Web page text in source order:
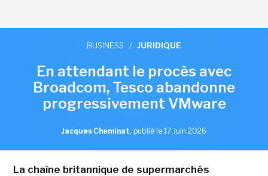
BUSINESS / JURIDIQUE
En attendant le procès avec
Broadcom, Tesco abandonne
progressivement VMware
Jacques Cheminat, publié le 17 Juin 2026
La chaîne britannique de supermarchés